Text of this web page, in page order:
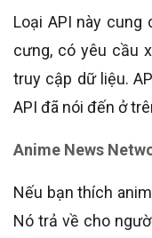
Loại API này
cưng, có yêu cầu
truy cập dữ liệu.
API đã nói đến ở
Anime News
Nếu bạn thích
Nó trả về cho